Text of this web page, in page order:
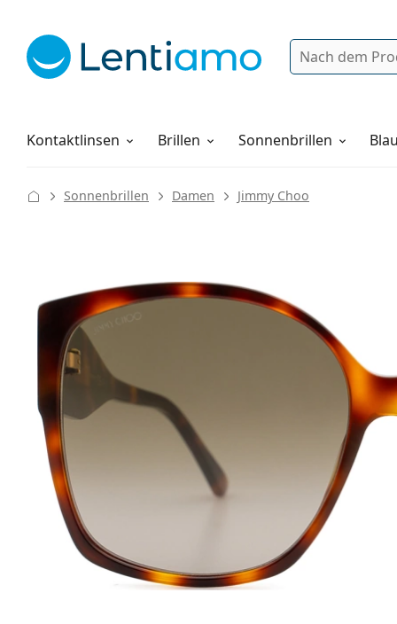
Suche
Kontaktlinsen
Pflegemittel Brillen Sonnenbrillen
Alles über den Einkauf
Sonnenbrillen Damen Jimmy Choo
142 mm
Brillenbreite
Glasbreite